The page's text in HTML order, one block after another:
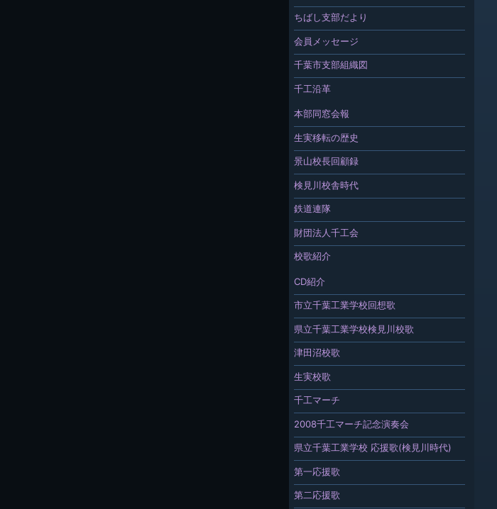
ちばし支部だより
会員メッセージ
千葉市支部組織図
千工沿革
本部同窓会報
生実移転の歴史
景山校長回顧録
検見川校舎時代
鉄道連隊
財団法人千工会
校歌紹介
CD紹介
市立千葉工業学校回想歌
県立千葉工業学校検見川校歌
津田沼校歌
生実校歌
千工マーチ
2008千工マーチ記念演奏会
県立千葉工業学校 応援歌(検見川時代)
第一応援歌
第二応援歌